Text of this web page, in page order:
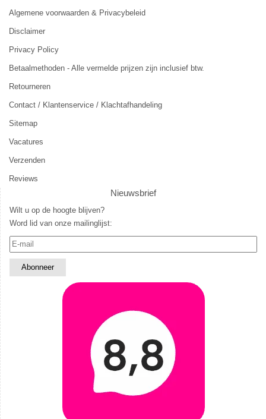
Algemene voorwaarden & Privacybeleid
Disclaimer
Privacy Policy
Betaalmethoden - Alle vermelde prijzen zijn inclusief btw.
Retourneren
Contact / Klantenservice / Klachtafhandeling
Sitemap
Vacatures
Verzenden
Reviews
Nieuwsbrief
Wilt u op de hoogte blijven?
Word lid van onze mailinglijst: